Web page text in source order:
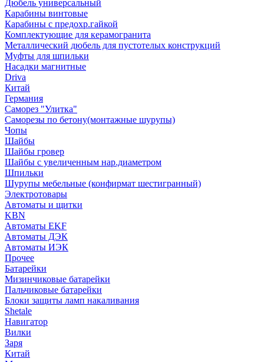
Дюбель универсальный
Карабины винтовые
Карабины с предохр.гайкой
Комплектующие для керамогранита
Металлический дюбель для пустотелых конструкций
Муфты для шпильки
Насадки магнитные
Driva
Китай
Германия
Саморез "Улитка"
Саморезы по бетону(монтажные шурупы)
Чопы
Шайбы
Шайбы гровер
Шайбы с увеличенным нар.диаметром
Шпильки
Шурупы мебельные (конфирмат шестигранный)
Электротовары
Автоматы и щитки
KBN
Автоматы EKF
Автоматы ДЭК
Автоматы ИЭК
Прочее
Батарейки
Мизинчиковые батарейки
Пальчиковые батарейки
Блоки защиты ламп накаливания
Shetale
Навигатор
Вилки
Заря
Китай